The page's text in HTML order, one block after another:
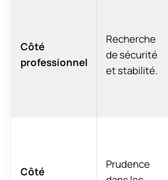
Côté
professionnel
Recherche
de sécurité
et stabilité.
Côté
Prudence